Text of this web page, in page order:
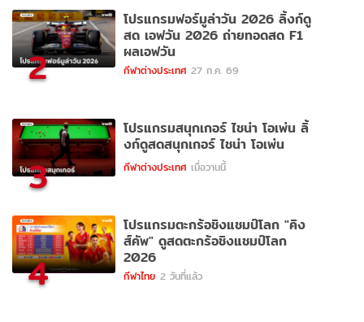
2
โปรแกรมฟอร์มูล่าวัน 2026 ลิ้งก์ดู
สด เอฟวัน 2026 ถ่ายทอดสด F1
ผลเอฟวัน
กีฬาต่างประเทศ 27 ก.ค. 69
3
โปรแกรมสนุกเกอร์ ไชน่า โอเพ่น ลิ้
งก์ดูสดสนุกเกอร์ ไชน่า โอเพ่น
กีฬาต่างประเทศ เมื่อวานนี้
4
โปรแกรมตะกร้อชิงแชมป์โลก "คิง
ส์คัพ" ดูสดตะกร้อชิงแชมป์โลก
2026
กีฬาไทย 2 วันที่แล้ว